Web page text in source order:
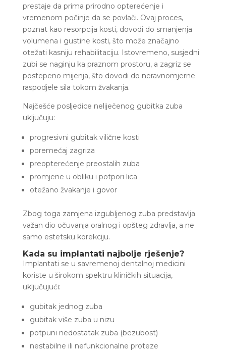
prestaje da prima prirodno opterećenje i
vremenom počinje da se povlači. Ovaj proces,
poznat kao resorpcija kosti, dovodi do smanjenja
volumena i gustine kosti, što može značajno
otežati kasniju rehabilitaciju. Istovremeno, susjedni
zubi se naginju ka praznom prostoru, a zagriz se
postepeno mijenja, što dovodi do neravnomjerne
raspodjele sila tokom žvakanja.
Najčešće posljedice neliječenog gubitka zuba
uključuju:
progresivni gubitak vilične kosti
poremećaj zagriza
preopterećenje preostalih zuba
promjene u obliku i potpori lica
otežano žvakanje i govor
Zbog toga zamjena izgubljenog zuba predstavlja
važan dio očuvanja oralnog i opšteg zdravlja, a ne
samo estetsku korekciju.
Kada su implantati najbolje rješenje?
Implantati se u savremenoj dentalnoj medicini
koriste u širokom spektru kliničkih situacija,
uključujući:
gubitak jednog zuba
gubitak više zuba u nizu
potpuni nedostatak zuba (bezubost)
nestabilne ili nefunkcionalne proteze